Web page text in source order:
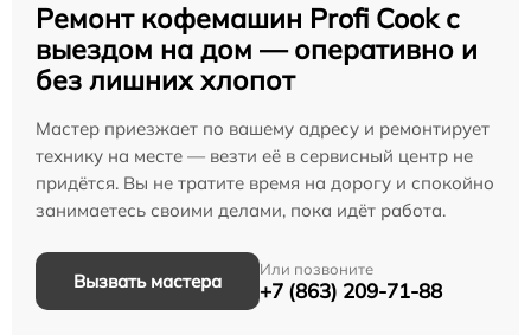
Ремонт кофемашин Profi Cook с
выездом на дом — оперативно и
без лишних хлопот
Мастер приезжает по вашему адресу и ремонтирует
технику на месте — везти её в сервисный центр не
придётся. Вы не тратите время на дорогу и спокойно
занимаетесь своими делами, пока идёт работа.
Вызвать мастера
Или позвоните
+7 (863) 209-71-88